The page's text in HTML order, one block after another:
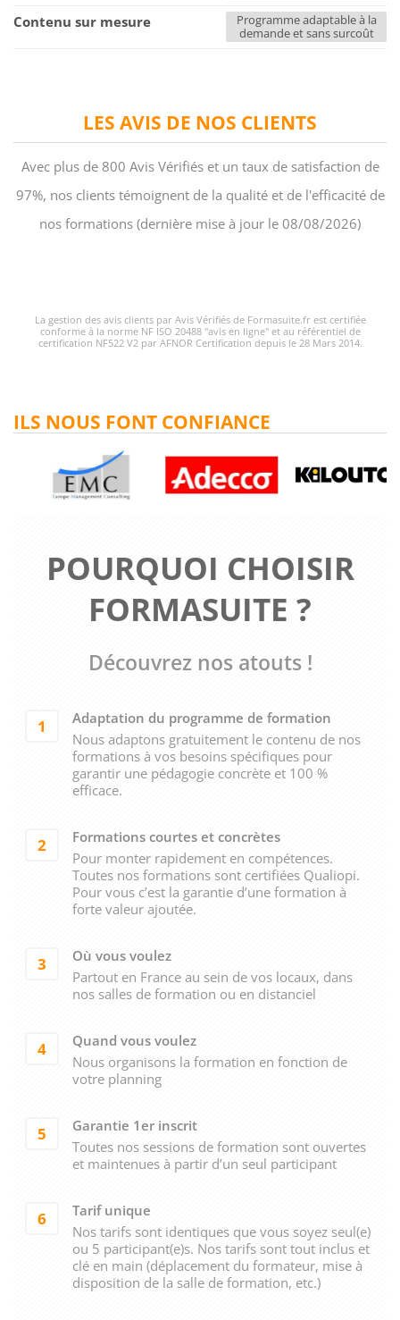
LES AVIS DE NOS CLIENTS
Avec plus de 800 Avis Vérifiés et un taux de satisfaction de
97%, nos clients témoignent de la qualité et de l'efficacité de
nos formations (dernière mise à jour le 08/08/2026)
La gestion des avis clients par Avis Vérifiés de Formasuite.fr est certifiée
conforme à la norme NF ISO 20488 "avis en ligne" et au référentiel de
certification NF522 V2 par AFNOR Certification depuis le 28 Mars 2014.
POURQUOI CHOISIR
FORMASUITE ?
Découvrez nos atouts !
1
Adaptation du programme de formation
Nous adaptons gratuitement le contenu de nos
formations à vos besoins spécifiques pour
garantir une pédagogie concrète et 100 %
efficace.
2
Formations courtes et concrètes
Pour monter rapidement en compétences.
Toutes nos formations sont certifiées Qualiopi.
Pour vous c’est la garantie d’une formation à
forte valeur ajoutée.
3
Où vous voulez
Partout en France au sein de vos locaux, dans
nos salles de formation ou en distanciel
4
Quand vous voulez
Nous organisons la formation en fonction de
votre planning
5
Garantie 1er inscrit
Toutes nos sessions de formation sont ouvertes
et maintenues à partir d’un seul participant
6
Tarif unique
Nos tarifs sont identiques que vous soyez seul(e)
ou 5 participant(e)s. Nos tarifs sont tout inclus et
clé en main (déplacement du formateur, mise à
disposition de la salle de formation, etc.)
ILS NOUS FONT CONFIANCE
Contenu sur mesure
Programme adaptable à la
demande et sans surcoût